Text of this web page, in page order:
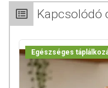
ADAGOLÁS
Napi ajánlott mennyiség:
folyadékkal lenyelve)
A BORECET
Kapcsolódó
Egészséges